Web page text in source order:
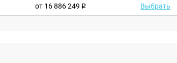
от 16 886 249 Выбрать